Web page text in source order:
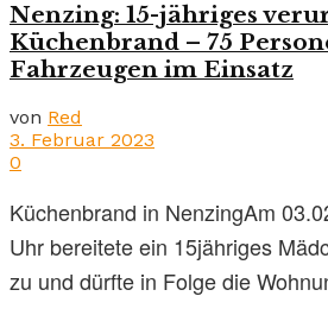
Nenzing: 15-jähriges
Küchenbrand – 75
Fahrzeugen im Einsatz
von Red
3. Februar 2023
0
Küchenbrand in NenzingAm
Uhr bereitete ein 15jähriges
zu und dürfte in Folge die